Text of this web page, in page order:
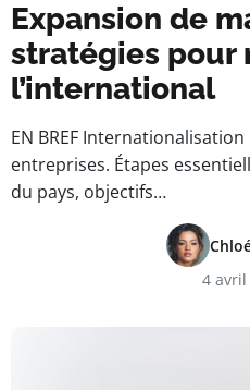
Expansion de
stratégies pour
l’international
EN BREF
entreprises. Étapes
du pays, objectifs…
4 avril